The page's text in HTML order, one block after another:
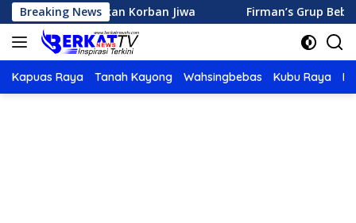
Langsung
ke
konten
Breaking News
Makan Korban Jiwa Firman’s Grup Beberkan
Kapuas Raya Tanah Kayong Wahsingbebas Kubu Raya